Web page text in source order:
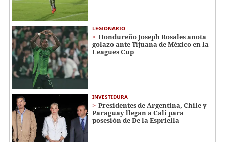
LEGIONARIO
Hondureño Joseph Rosales anota
golazo ante Tijuana de México en la
Leagues Cup
INVESTIDURA
Presidentes de Argentina, Chile y
Paraguay llegan a Cali para
posesión de De la Espriella